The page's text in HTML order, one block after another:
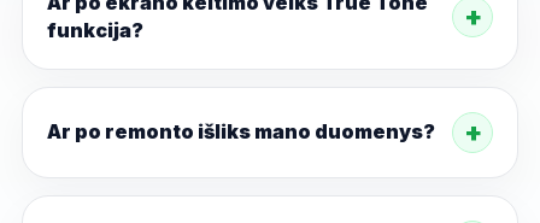
funkcija?
Ar po remonto išliks mano duomenys?